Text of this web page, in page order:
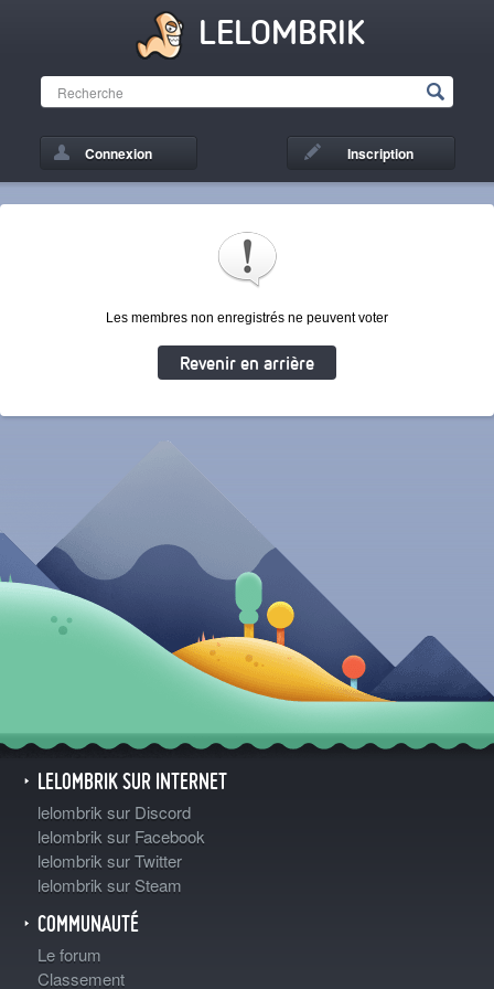
LELOMBRIK
Connexion Inscription
Les membres non enregistrés ne peuvent voter
Revenir en arrière
LELOMBRIK SUR INTERNET
lelombrik sur Discord
lelombrik sur Facebook
lelombrik sur Twitter
lelombrik sur Steam
COMMUNAUTÉ
Le forum
Classement